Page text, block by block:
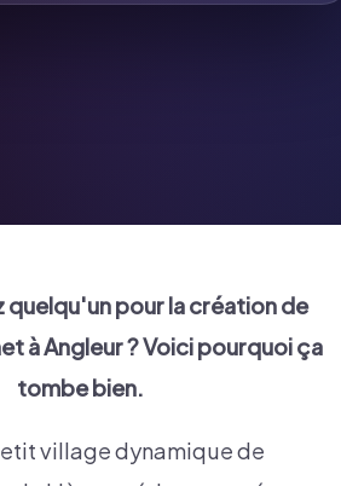
quelqu'un pour la création de
àAngleur? Voici pourquoi ça
tombe bien.
village dynamique de